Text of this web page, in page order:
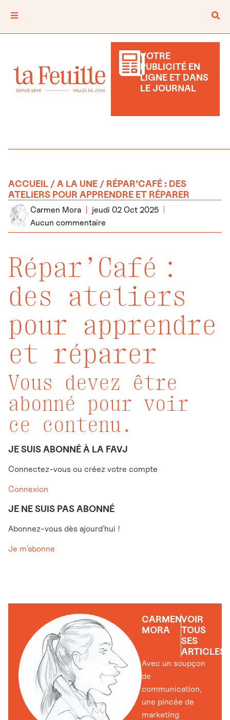
VOTRE
PUBLICITÉ EN
LIGNE ET DANS
LE JOURNAL
ACCUEIL /A LA UNE / RÉPAR’CAFÉ : DES
ATELIERS POUR APPRENDRE ET RÉPARER
Carmen Mora
jeudi 02 Oct 2025
Aucun commentaire
Répar’Café :
des ateliers
pour apprendre
et réparer
Vous devez être
abonné pour voir
ce contenu.
JE SUIS ABONNÉ À LA FAVJ
Connectez-vous ou créez votre compte
Connexion
JE NE SUIS PAS ABONNÉ
Abonnez-vous dès ajourd'hui !
Je m'abonne
CARMEN
MORA
VOIR
TOUS
SES
ARTICLES
Avec un soupçon
de
communication,
une pincée de
marketing